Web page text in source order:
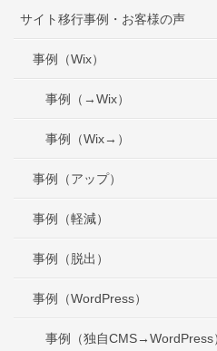
サイト移行事例・お客様の声
事例（Wix）
事例（→Wix）
事例（Wix→）
事例（アップ）
事例（軽減）
事例（脱出）
事例（WordPress）
事例（独自CMS→WordPress